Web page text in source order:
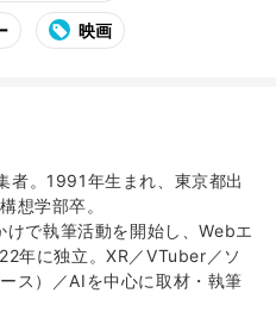
映画
者。1991年生まれ、東京都出
想学部卒。
で執筆活動を開始し、Webエ
年に独立。XR／VTuber／ソ
ス）／AIを中心に取材・執筆